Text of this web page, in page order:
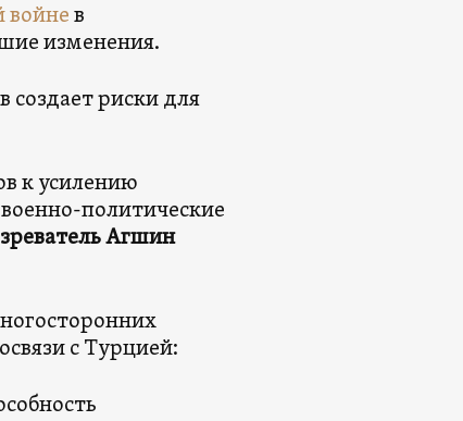
войнев
изменения.
создает риски для
к усилению
политические
Агшин
с Турцией: